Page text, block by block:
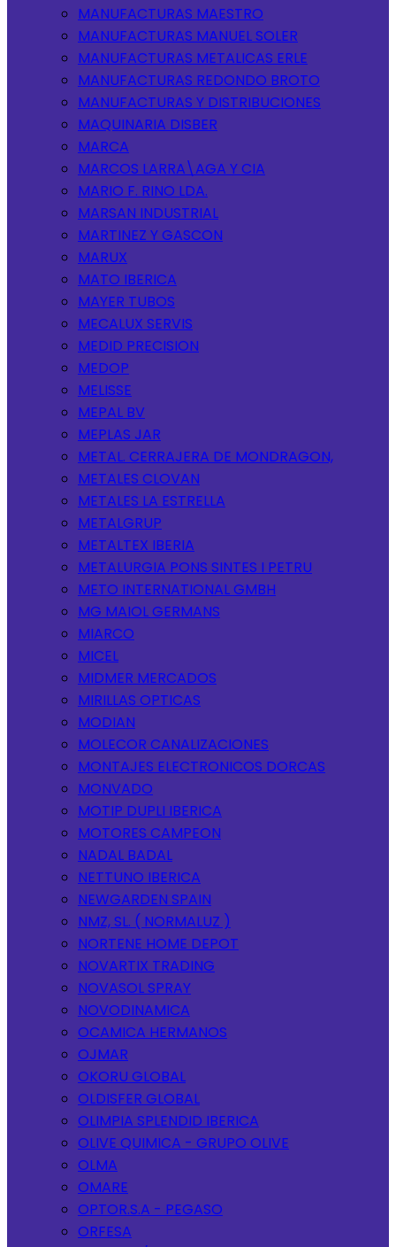
MANUFACTURAS MAESTRO
MANUFACTURAS MANUEL SOLER
MANUFACTURAS METALICAS ERLE
MANUFACTURAS REDONDO BROTO
MANUFACTURAS Y DISTRIBUCIONES
MAQUINARIA DISBER
MARCA
MARCOS LARRA\AGA Y CIA
MARIO F. RINO LDA.
MARSAN INDUSTRIAL
MARTINEZ Y GASCON
MARUX
MATO IBERICA
MAYER TUBOS
MECALUX SERVIS
MEDID PRECISION
MEDOP
MELISSE
MEPAL BV
MEPLAS JAR
METAL. CERRAJERA DE MONDRAGON,
METALES CLOVAN
METALES LA ESTRELLA
METALGRUP
METALTEX IBERIA
METALURGIA PONS SINTES I PETRU
METO INTERNATIONAL GMBH
MG MAIOL GERMANS
MIARCO
MICEL
MIDMER MERCADOS
MIRILLAS OPTICAS
MODIAN
MOLECOR CANALIZACIONES
MONTAJES ELECTRONICOS DORCAS
MONVADO
MOTIP DUPLI IBERICA
MOTORES CAMPEON
NADAL BADAL
NETTUNO IBERICA
NEWGARDEN SPAIN
NMZ, SL. ( NORMALUZ )
NORTENE HOME DEPOT
NOVARTIX TRADING
NOVASOL SPRAY
NOVODINAMICA
OCAMICA HERMANOS
OJMAR
OKORU GLOBAL
OLDISFER GLOBAL
OLIMPIA SPLENDID IBERICA
OLIVE QUIMICA - GRUPO OLIVE
OLMA
OMARE
OPTOR.S.A - PEGASO
ORFESA